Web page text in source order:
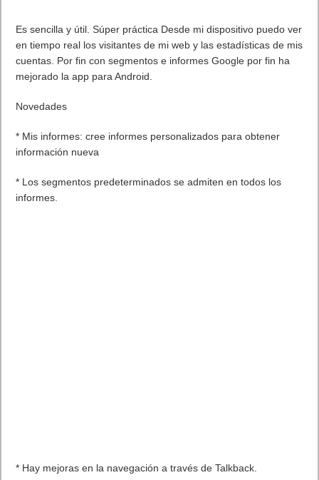
Es sencilla y útil. Súper práctica Desde mi dispositivo puedo ver
en tiempo real los visitantes de mi web y las estadísticas de mis
cuentas. Por fin con segmentos e informes Google por fin ha
mejorado la app para Android.
Novedades
* Mis informes: cree informes personalizados para obtener
información nueva
* Los segmentos predeterminados se admiten en todos los
informes.
* Hay mejoras en la navegación a través de Talkback.